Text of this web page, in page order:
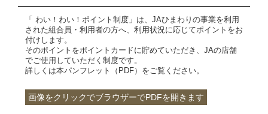
生産履歴WEBシステム
くらし
不動産
「 わい！わい！ポイント制度」は、JAひまわりの事業を利用
された組合員・利用者の方へ、利用状況に応じてポイントをお
付けします。
そのポイントをポイントカードに貯めていただき、JAの店舗
でご使用していただく制度です。
詳しくは本パンフレット（PDF）をご覧ください。
画像をクリックでブラウザーでPDFを開きます